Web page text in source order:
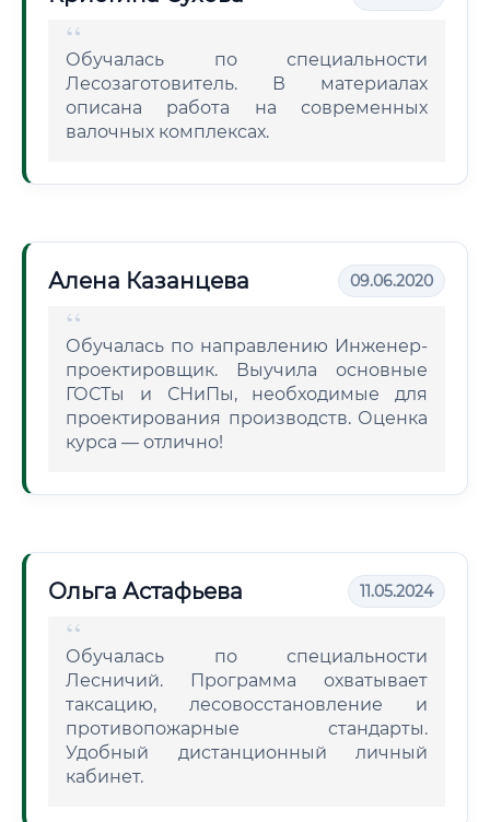
Обучалась по специальности
Лесозаготовитель. В материалах
описана работа на современных
валочных комплексах.
Алена Казанцева 09.06.2020
Обучалась по направлению Инженер-
проектировщик. Выучила основные
ГОСТы и СНиПы, необходимые для
проектирования производств. Оценка
курса — отлично!
Ольга Астафьева 11.05.2024
Обучалась по специальности
Лесничий. Программа охватывает
таксацию, лесовосстановление и
противопожарные стандарты.
Удобный дистанционный личный
кабинет.